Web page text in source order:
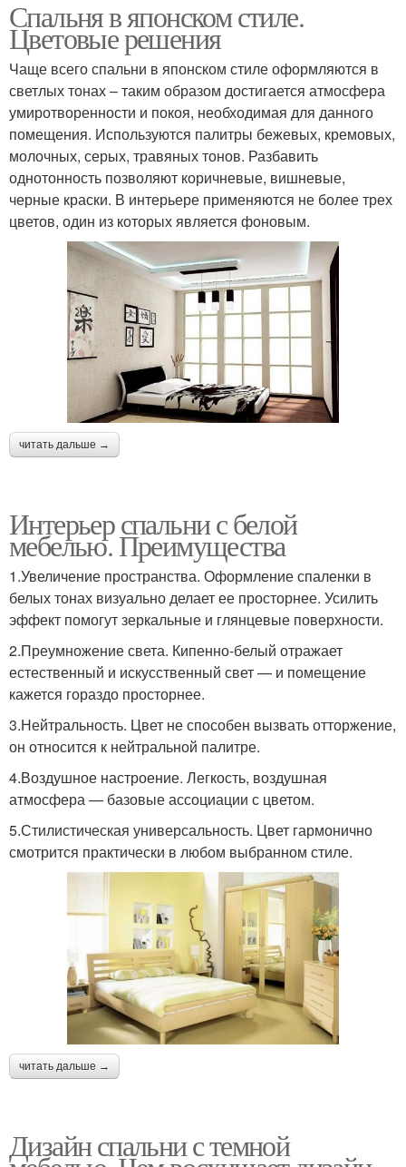
Спальня в японском стиле.
Цветовые решения
Чаще всего спальни в японском стиле оформляются в
светлых тонах – таким образом достигается атмосфера
умиротворенности и покоя, необходимая для данного
помещения. Используются палитры бежевых, кремовых,
молочных, серых, травяных тонов. Разбавить
однотонность позволяют коричневые, вишневые,
черные краски. В интерьере применяются не более трех
цветов, один из которых является фоновым.
читать дальше →
Интерьер спальни с белой
мебелью. Преимущества
1.Увеличение пространства. Оформление спаленки в
белых тонах визуально делает ее просторнее. Усилить
эффект помогут зеркальные и глянцевые поверхности.
2.Преумножение света. Кипенно-белый отражает
естественный и искусственный свет — и помещение
кажется гораздо просторнее.
3.Нейтральность. Цвет не способен вызвать отторжение,
он относится к нейтральной палитре.
4.Воздушное настроение. Легкость, воздушная
атмосфера — базовые ассоциации с цветом.
5.Стилистическая универсальность. Цвет гармонично
смотрится практически в любом выбранном стиле.
читать дальше →
Дизайн спальни с темной